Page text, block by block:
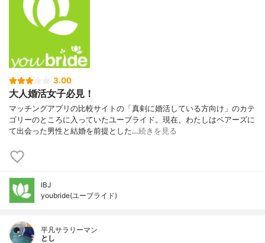
3.00
大人婚活女子必見！
マッチングアプリの比較サイトの「真剣に婚活している方向け」のカテ
ゴリーのところに入っていたユーブライド。現在、わたしはペアーズに
て出会った男性と結婚を前提とした…続きを見る
IBJ
youbride(ユーブライド)
平凡サラリーマン
とし